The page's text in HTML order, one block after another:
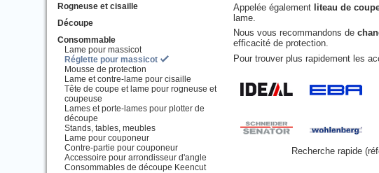
Rogneuse et cisaille
Découpe
Consommable
Lame pour massicot
Réglette pour massicot
Mousse de protection
Lame et contre-lame pour cisaille
Tête de coupe et lame pour rogneuse et
coupeuse
Lames et porte-lames pour plotter de
découpe
Stands, tables, meubles
Lame pour couponeur
Contre-partie pour couponeur
Accessoire pour arrondisseur d'angle
Consommables de découpe Keencut
Appelée également liteau de
lame.
Nous vous recommandons de
efficacité de protection.
Pour trouver plus rapidement les
Recherche rapide